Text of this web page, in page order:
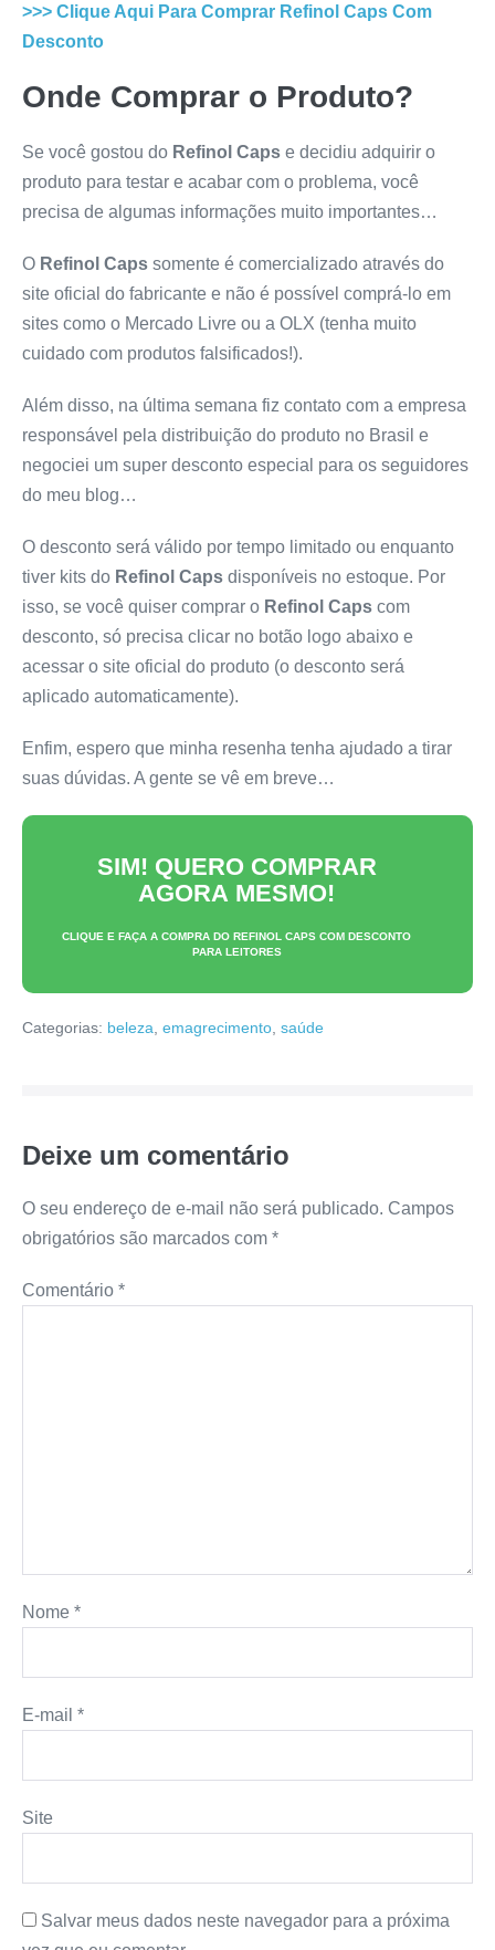
>>> Clique Aqui Para Comprar Refinol Caps Com
Desconto
Onde Comprar o Produto?
Se você gostou do Refinol Caps e decidiu adquirir o
produto para testar e acabar com o problema, você
precisa de algumas informações muito importantes…
O Refinol Caps somente é comercializado através do
site oficial do fabricante e não é possível comprá-lo em
sites como o Mercado Livre ou a OLX (tenha muito
cuidado com produtos falsificados!).
Além disso, na última semana fiz contato com a empresa
responsável pela distribuição do produto no Brasil e
negociei um super desconto especial para os seguidores
do meu blog…
O desconto será válido por tempo limitado ou enquanto
tiver kits do Refinol Caps disponíveis no estoque. Por
isso, se você quiser comprar o Refinol Caps com
desconto, só precisa clicar no botão logo abaixo e
acessar o site oficial do produto (o desconto será
aplicado automaticamente).
Enfim, espero que minha resenha tenha ajudado a tirar
suas dúvidas. A gente se vê em breve…
SIM! QUERO COMPRAR
AGORA MESMO!
CLIQUE E FAÇA A COMPRA DO REFINOL CAPS COM DESCONTO
PARA LEITORES
Categorias: beleza emagrecimento saúde
Deixe um comentário
O seu endereço de e-mail não será publicado. Campos
obrigatórios são marcados com *
Comentário *
Nome *
E-mail *
Site
Salvar meus dados neste navegador para a próxima